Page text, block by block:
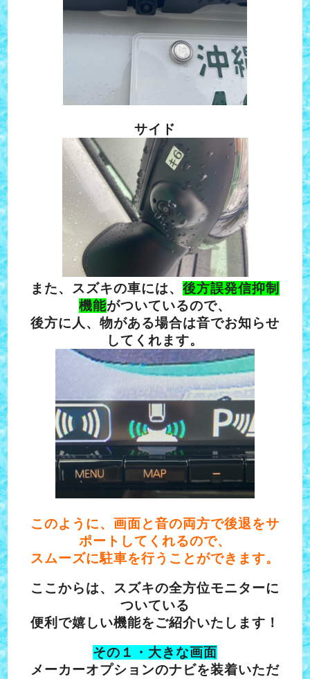
サイド
また、スズキの車には、 後方誤発信抑制
機能がついているので、
後方に人、物がある場合は音でお知らせ
してくれます。
このように、画面と音の両方で後退をサ
ポートしてくれるので、
スムーズに駐車を行うことができます。
ここからは、スズキの全方位モニターに
ついている
便利で嬉しい機能をご紹介いたします！
その１・大きな画面
メーカーオプションのナビを装着いただ